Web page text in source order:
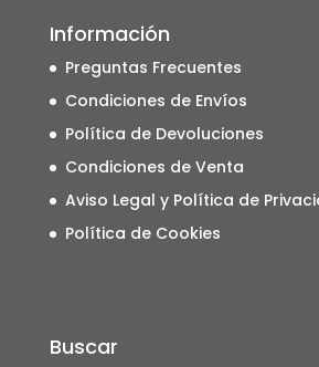
Información
Preguntas Frecuentes
Condiciones de Envíos
Política de Devoluciones
Condiciones de Venta
Aviso Legal y Política de
Política de Cookies
Buscar